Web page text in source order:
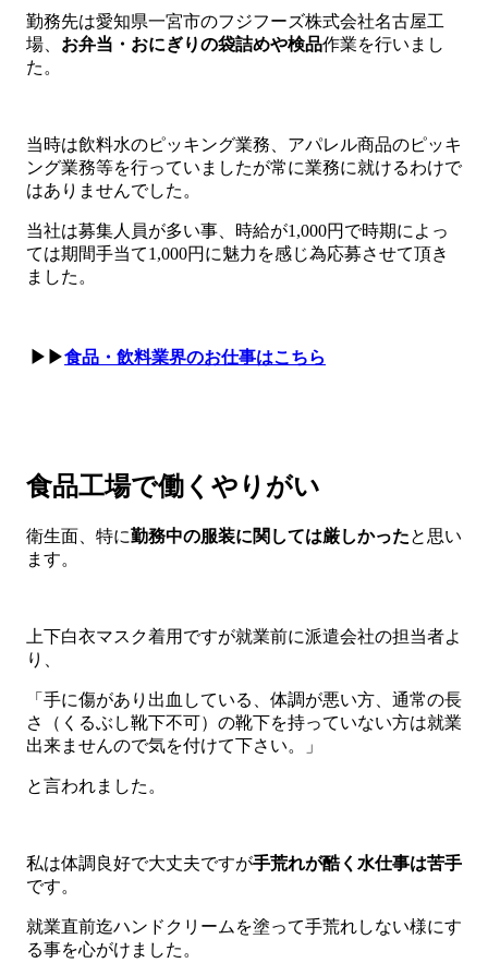
勤務先は愛知県一宮市のフジフーズ株式会社名古屋工
場、 お弁当・おにぎりの袋詰めや検品作業を行いまし
た。
当時は飲料水のピッキング業務、アパレル商品のピッキ
ング業務等を行っていましたが常に業務に就けるわけで
はありませんでした。
当社は募集人員が多い事、時給が1,000円で時期によっ
ては期間手当て1,000円に魅力を感じ為応募させて頂き
ました。
▶▶食品・飲料業界のお仕事はこちら
食品工場で働くやりがい
衛生面、特に勤務中の服装に関しては厳しかったと思い
ます。
上下白衣マスク着用ですが就業前に派遣会社の担当者よ
り、
「手に傷があり出血している、体調が悪い方、通常の長
さ（くるぶし靴下不可）の靴下を持っていない方は就業
出来ませんので気を付けて下さい。」
と言われました。
私は体調良好で大丈夫ですが手荒れが酷く水仕事は苦手
です。
就業直前迄ハンドクリームを塗って手荒れしない様にす
る事を心がけました。